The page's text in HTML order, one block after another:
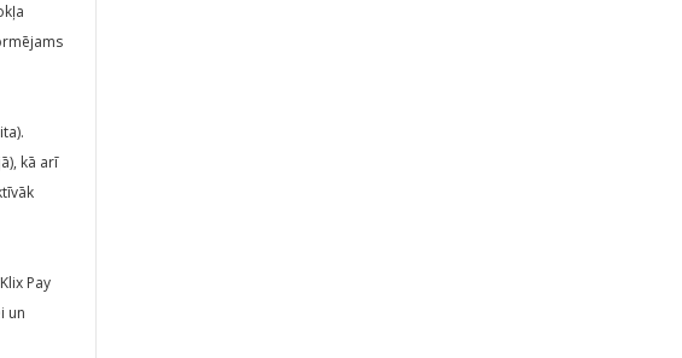
kā arī
Pay
un